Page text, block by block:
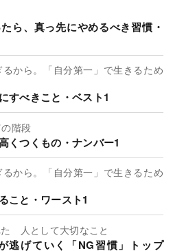
ら、真っ先にやめるべき習慣・
から。「自分第一」で生きるため
すべきこと・ベスト1
階段
くつくもの・ナンバー1
から。「自分第一」で生きるため
こと・ワースト1
人として大切なこと
逃げていく「NG習慣」トップ